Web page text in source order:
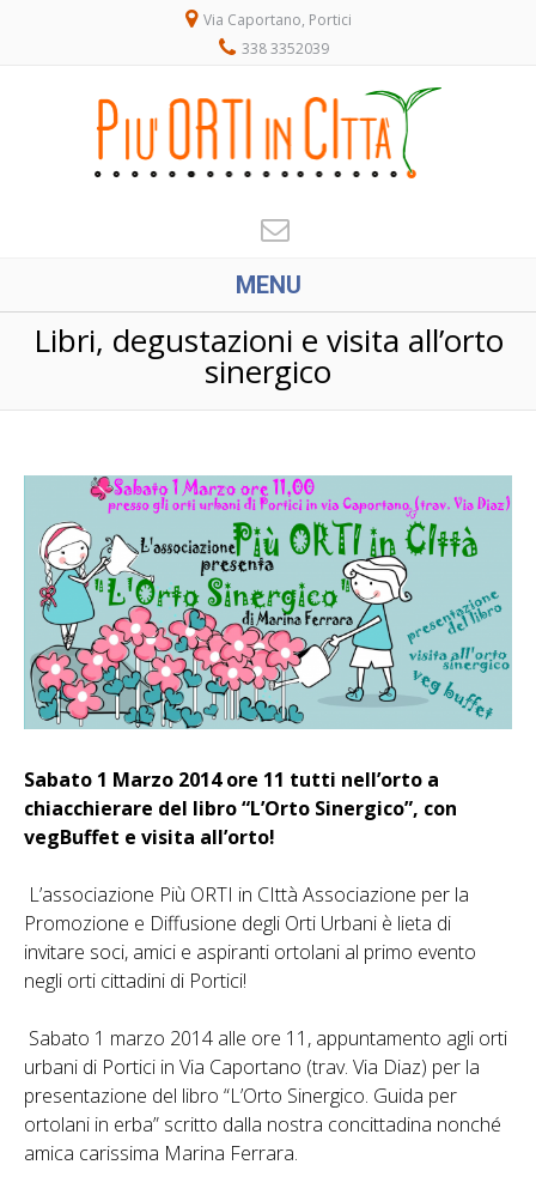
Via Caportano, Portici
338 3352039
MENU
Libri, degustazioni e visita all’orto
sinergico
Sabato 1 Marzo 2014 ore 11 tutti nell’orto a
chiacchierare del libro “L’Orto Sinergico”, con
vegBuffet e visita all’orto!
L’associazione Più ORTI in CIttà Associazione per la
Promozione e Diffusione degli Orti Urbani è lieta di
invitare soci, amici e aspiranti ortolani al primo evento
negli orti cittadini di Portici!
Sabato 1 marzo 2014 alle ore 11, appuntamento agli orti
urbani di Portici in Via Caportano (trav. Via Diaz) per la
presentazione del libro “L’Orto Sinergico. Guida per
ortolani in erba” scritto dalla nostra concittadina nonché
amica carissima Marina Ferrara.